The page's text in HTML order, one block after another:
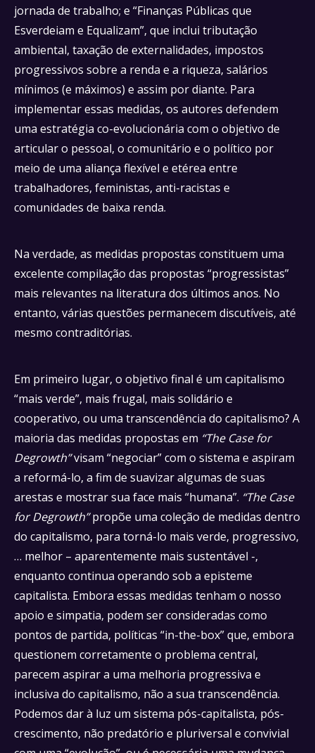
jornada de trabalho; e “Finanças Públicas que
Esverdeiam e Equalizam”, que inclui tributação
ambiental, taxação de externalidades, impostos
progressivos sobre a renda e a riqueza, salários
mínimos (e máximos) e assim por diante. Para
implementar essas medidas, os autores defendem
uma estratégia co-evolucionária com o objetivo de
articular o pessoal, o comunitário e o político por
meio de uma aliança flexível e etérea entre
trabalhadores, feministas, anti-racistas e
comunidades de baixa renda.
Na verdade, as medidas propostas constituem uma
excelente compilação das propostas “progressistas”
mais relevantes na literatura dos últimos anos. No
entanto, várias questões permanecem discutíveis, até
mesmo contraditórias.
Em primeiro lugar, o objetivo final é um capitalismo
“mais verde”, mais frugal, mais solidário e
cooperativo, ou uma transcendência do capitalismo? A
maioria das medidas propostas em “The Case for
Degrowth”visam “negociar” com o sistema e aspiram
a reformá-lo, a fim de suavizar algumas de suas
arestas e mostrar sua face mais “humana”. “The Case
for Degrowth”propõe uma coleção de medidas dentro
do capitalismo, para torná-lo mais verde, progressivo,
… melhor – aparentemente mais sustentável -,
enquanto continua operando sob a episteme
capitalista. Embora essas medidas tenham o nosso
apoio e simpatia, podem ser consideradas como
pontos de partida, políticas “in-the-box” que, embora
questionem corretamente o problema central,
parecem aspirar a uma melhoria progressiva e
inclusiva do capitalismo, não a sua transcendência.
Podemos dar à luz um sistema pós-capitalista, pós-
crescimento, não predatório e pluriversal e convivial